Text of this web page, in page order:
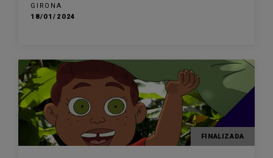
GIRONA
18/01/2024
FINALIZADA